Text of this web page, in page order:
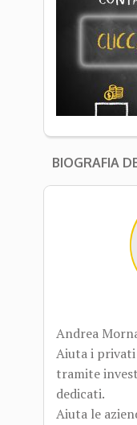
BIOGRAFIA
Andrea
Aiuta i
tramite
dedicati.
Aiuta le